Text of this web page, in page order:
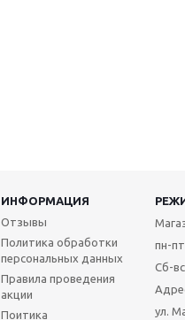
ИНФОРМАЦИЯ
Отзывы
Политика обработки
персональных данных
Правила проведения
акции
Поитика
пн-
Сб-
ул.